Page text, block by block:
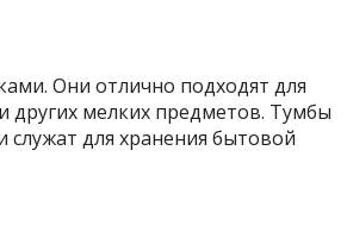
Они отлично подходят для
других мелких предметов. Тумбы
служат для хранения бытовой